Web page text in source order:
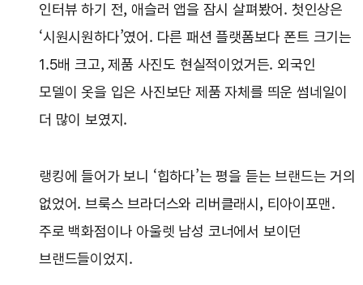
인터뷰 하기 전, 애슬러 앱을 잠시 살펴봤어. 첫인상은
‘시원시원하다’였어. 다른 패션 플랫폼보다 폰트 크기는
1.5배 크고, 제품 사진도 현실적이었거든. 외국인
모델이 옷을 입은 사진보단 제품 자체를 띄운 썸네일이
더 많이 보였지.
랭킹에 들어가 보니 ‘힙하다’는 평을 듣는 브랜드는 거의
없었어. 브룩스 브라더스와 리버클래시, 티아이포맨.
주로 백화점이나 아울렛 남성 코너에서 보이던
브랜드들이었지.